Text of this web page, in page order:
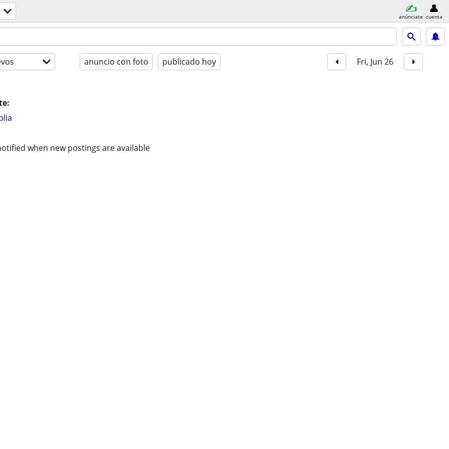
anúnciate cuenta
anuncio con foto publicado hoy Fri, Jun 26
when new postings are available